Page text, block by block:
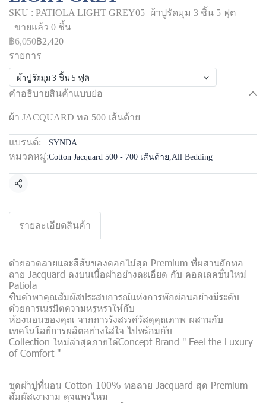
SKU : PATIOLA LIGHT GREY05 ผ้าปูรัดมุม 3 ชิ้น 5 ฟุต
ขายแล้ว 0 ชิ้น
฿6,050฿2,420
รายการ
ผ้าปูรัดมุม 3 ชิ้น 5 ฟุต
คำอธิบายสินค้าแบบย่อ
ผ้า JACQUARD ทอ 500 เส้นด้าย
แบรนด์: SYNDA
หมวดหมู่:Cotton Jacquard 500 - 700 เส้นด้าย,All Bedding
แชร์
รายละเอียดสินค้า
ด้วยลวดลายและสีสันของดอกไม้สุด Premium ที่ผสานถักทอ
ลาย Jacquard ลงบนเนื้อผ้าอย่างละเอียด กับ คอลเลคชั่นใหม่
Patiola
ซินด้าพาคุณสัมผัสประสบการณ์แห่งการพักผ่อนอย่างมีระดับ
ด้วยการเนรมิตความหรูหราให้กับ
ห้องนอนของคุณ จากการรังสรรค์วัสดุคุณภาพ ผสานกับ
เทคโนโลยีการผลิตอย่างใส่ใจ ไปพร้อมกับ
Collection ใหม่ล่าสุดภายใต้Concept Brand " Feel the Luxury
of Comfort "
ชุดผ้าปูที่นอน Cotton 100% ทอลาย Jacquard สุด Premium
สัมผัสเงางาม ดุจแพรไหม